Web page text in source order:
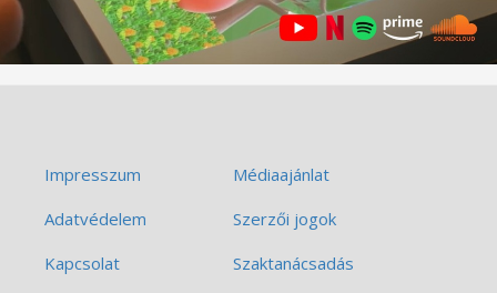
Impresszum
Médiaajánlat
Adatvédelem
Szerzői jogok
Kapcsolat
Szaktanácsadás